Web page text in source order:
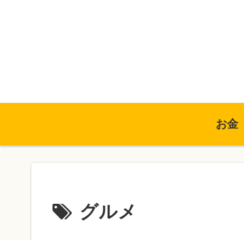
お金
グルメ